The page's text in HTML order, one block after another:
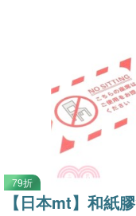
79折
【日本mt】和紙